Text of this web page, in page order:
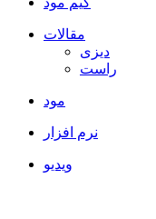
مقالات
دیزی
راست
مود
نرم افزار
ویدیو